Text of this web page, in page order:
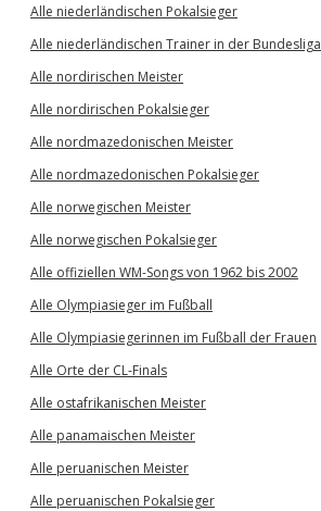
Alle niederländischen Pokalsieger
Alle niederländischen Trainer in der Bundesliga
Alle nordirischen Meister
Alle nordirischen Pokalsieger
Alle nordmazedonischen Meister
Alle nordmazedonischen Pokalsieger
Alle norwegischen Meister
Alle norwegischen Pokalsieger
Alle offiziellen WM-Songs von 1962 bis 2002
Alle Olympiasieger im Fußball
Alle Olympiasiegerinnen im Fußball der Frauen
Alle Orte der CL-Finals
Alle ostafrikanischen Meister
Alle panamaischen Meister
Alle peruanischen Meister
Alle peruanischen Pokalsieger